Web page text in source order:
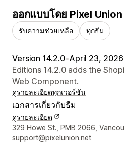
ออกแบบโดย Pixel Union
รับความช่วยเหลือ ทุกธีม
Version 14.2.0•April 23, 2026
Editions 14.2.0 adds the
Web Component.
ดูรายละเอียดทุกเวอร์ชัน
เอกสารเกี่ยวกับธีม
ดูรายละเอียด
รายละเอียดการติดต่อผู้ออกแบบ
329 Howe St., PMB 2066,
support@pixelunion.net